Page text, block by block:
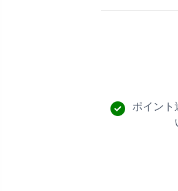
ポイント